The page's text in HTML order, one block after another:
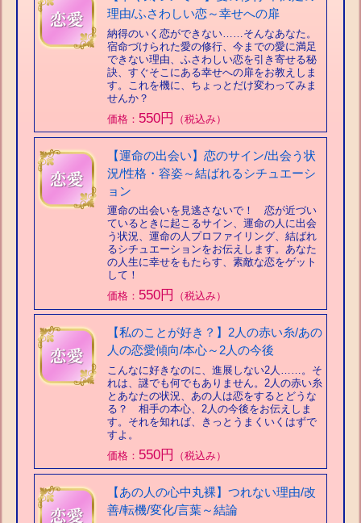
理由/ふさわしい恋～幸せへの扉
納得のいく恋ができない……そんなあなた。
宿命づけられた愛の修行、今までの愛に満足
できない理由、ふさわしい恋を引き寄せる秘
訣、すぐそこにある幸せへの扉をお教えしま
す。これを機に、ちょっとだけ変わってみま
せんか？
価格： 550円 （税込み）
【運命の出会い】恋のサイン/出会う状
況/性格・容姿～結ばれるシチュエーシ
ョン
運命の出会いを見逃さないで！ 恋が近づい
ているときに起こるサイン、運命の人に出会
う状況、運命の人プロファイリング、結ばれ
るシチュエーションをお伝えします。あなた
の人生に幸せをもたらす、素敵な恋をゲット
して！
価格： 550円 （税込み）
【私のことが好き？】2人の赤い糸/あの
人の恋愛傾向/本心～2人の今後
こんなに好きなのに、進展しない2人……。そ
れは、謎でも何でもありません。2人の赤い糸
とあなたの状況、あの人は恋をするとどうな
る？ 相手の本心、2人の今後をお伝えしま
す。それを知れば、きっとうまくいくはずで
すよ。
価格： 550円 （税込み）
【あの人の心中丸裸】つれない理由/改
善/転機/変化/言葉～結論